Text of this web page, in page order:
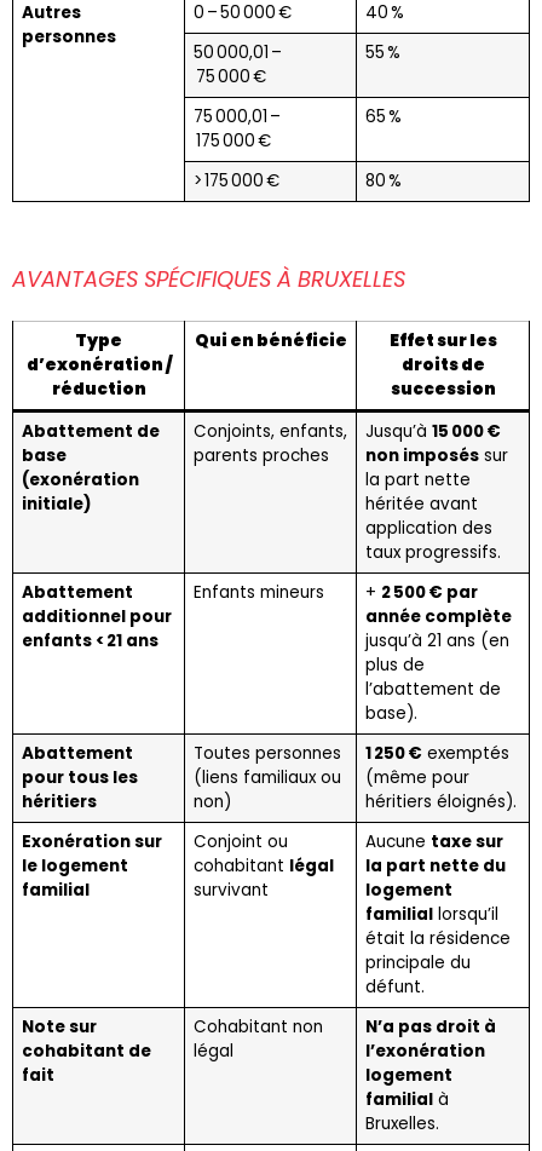
Autres
personnes
0 – 50 000 €
40 %
50 000,01 –
75 000 €
55 %
75 000,01 –
175 000 €
65 %
> 175 000 € 80 %
AVANTAGES SPÉCIFIQUES À BRUXELLES
Type
d’exonération /
réduction
Qui en bénéficie
Effet sur les
droits de
succession
Abattement de
base
(exonération
initiale)
Conjoints, enfants,
parents proches
Jusqu’à 15 000 €
non imposéssur
la part nette
héritée avant
application des
taux progressifs.
Abattement
additionnel pour
enfants < 21 ans
Enfants mineurs + 2 500 € par
année complète
jusqu’à 21 ans (en
plus de
l’abattement de
base).
Abattement
pour tous les
héritiers
Toutes personnes
(liens familiaux ou
non)
1 250 € exemptés
(même pour
héritiers éloignés).
Exonération sur
le logement
familial
Conjoint ou
cohabitant légal
survivant
Aucune taxe sur
la part nette du
logement
familiallorsqu’il
était la résidence
principale du
défunt.
Note sur
cohabitant de
fait
Cohabitant non
légal
N’a pas droit à
l’exonération
logement
familialà
Bruxelles.